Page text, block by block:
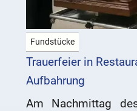
Fundstücke
Trauerfeier in
Aufbahrung
Am Nachmittag